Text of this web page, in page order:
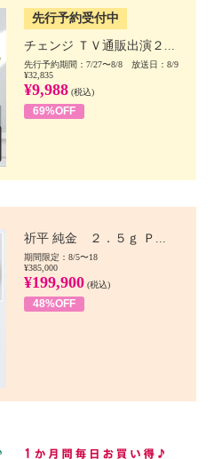
先行予約受付中
チェンジ ＴＶ通販出演２...
先行予約期間：7/27〜8/8 放送日：8/9
¥32,835
¥9,988 (税込)
69%OFF
祈平 純金 ２．５ｇ Ｐ...
期間限定：8/5〜18
¥385,000
¥199,900 (税込)
48%OFF